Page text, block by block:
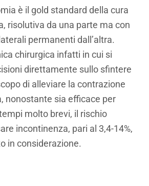
è il gold standard della cura
risolutiva da una parte ma con
permanenti dall’altra.
chirurgica infatti in cui si
direttamente sullo sfintere
di alleviare la contrazione
nonostante sia efficace per
molto brevi, il rischio
incontinenza, pari al 3,4-14%,
in considerazione.